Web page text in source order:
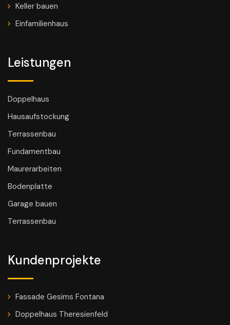
Keller bauen
Einfamilienhaus
Leistungen
Doppelhaus
Hausaufstockung
Terrassenbau
Fundamentbau
Maurerarbeiten
Bodenplatte
Garage bauen
Terrassenbau
Kundenprojekte
Fassade Gesims Fontana
Doppelhaus Theresienfeld